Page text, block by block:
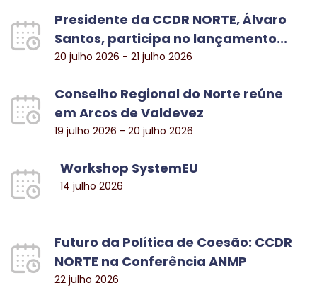
Presidente da CCDR NORTE, Álvaro
Santos, participa no lançamento...
20 julho 2026 - 21 julho 2026
Conselho Regional do Norte reúne
em Arcos de Valdevez
19 julho 2026 - 20 julho 2026
Workshop SystemEU
14 julho 2026
Futuro da Política de Coesão: CCDR
NORTE na Conferência ANMP
22 julho 2026